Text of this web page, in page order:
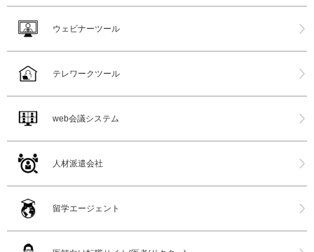
ウェビナーツール
テレワークツール
web会議システム
人材派遣会社
留学エージェント